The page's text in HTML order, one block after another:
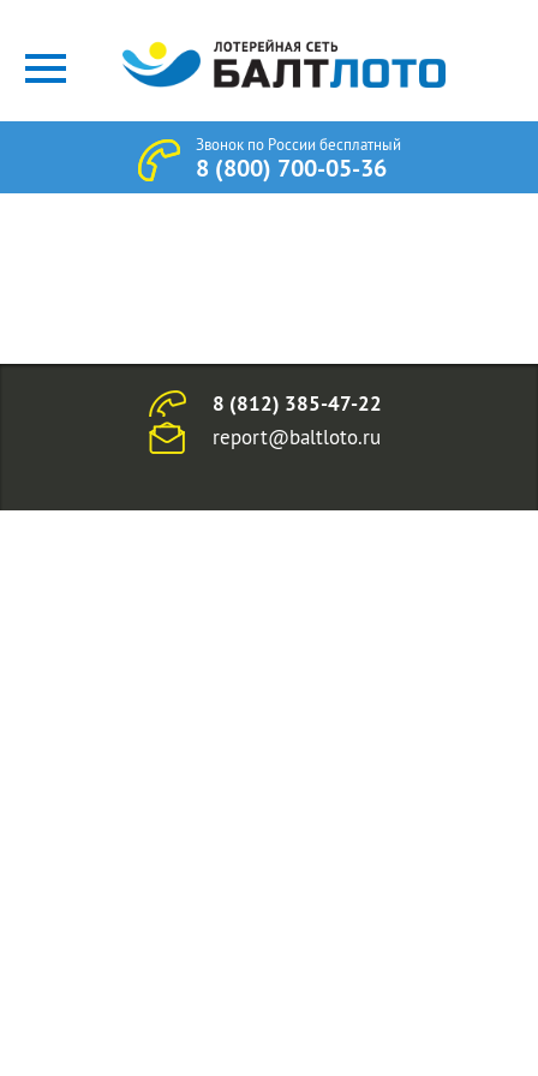
Звонок по России бесплатный
8 (800) 700-05-36
8 (812) 385-47-22
report@baltloto.ru